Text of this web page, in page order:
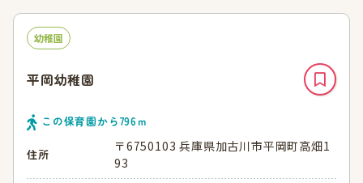
幼稚園
平岡幼稚園
この保育園から796ｍ
住所
〒6750103 兵庫県加古川市平岡町高畑1
93